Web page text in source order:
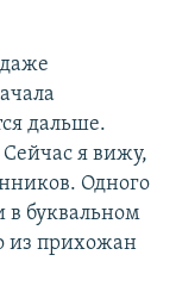
дальше.
я вижу,
Одного
буквальном
из прихожан